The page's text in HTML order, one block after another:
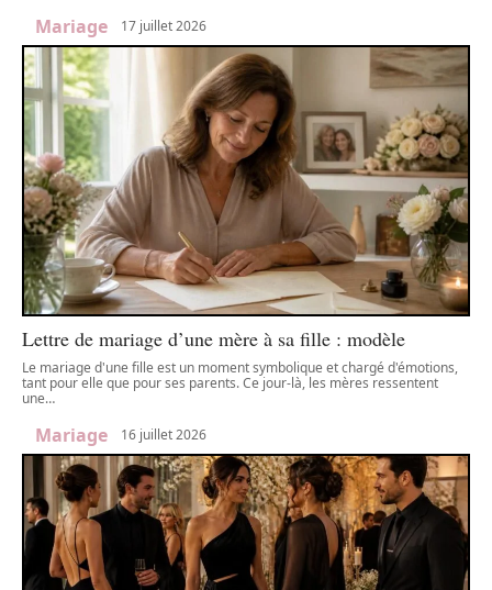
Mariage 17 juillet 2026
Lettre de mariage d’une mère à sa fille : modèle
Le mariage d'une fille est un moment symbolique et chargé d'émotions,
tant pour elle que pour ses parents. Ce jour-là, les mères ressentent
une…
Mariage 16 juillet 2026